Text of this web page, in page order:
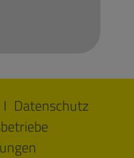
Datenschutz